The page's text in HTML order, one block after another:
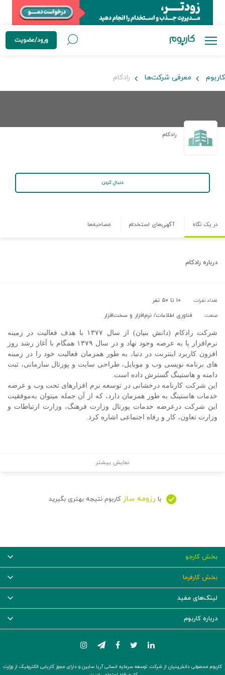
ورود/عضویت
کاربوم معرفی شرکت‌ها رادکام
رادکام
دنبال کردن
در یک نگاه آگهی‌های استخدام مصاحبه‌ها
درباره رادکام
تعداد نفرات: ۱۰ تا ۵۰ نفر
صنعت: فناوری اطلاعات/ نرم‌افزار و سخت‌افزار
شرکت رادکام (دانش بنیان) از سال ۱۳۷۷ با هدف فعالیت در زمینه
نرم‌افزار پا به عرصه وجود نهاد و در سال ۱۳۷۹ همگام با آغاز رشد روز
افزون کاربرد اینترنت در دنیا، به طور همزمان فعالیت خود را در زمینه
های برنامه نویسی وب و موبایل، طراحی سایت و پورتال سازمانی، ثبت
دامنه و هاستینگ گسترش داده است.
این شرکت کارنامه درخشانی در توسعه نرم افزارهای تحت وب و عرضه
خدمات هاستینگ به طور همزمان دارد، که از آن جمله میتوان به‌موفقیت
این شرکت درعرضه خدمات پورتال وزارت فرهنگ، وزارت ارتباطات و
وزارت تعاون، کار و رفاه اجتماعی اشاره کرد.
نمایش بیشتر
با رزومه ساز کاربوم نتیجه بهتری بگیرید
بخش کارجو
بخش کارفرما
لینک‌های مفید
درباره کاربوم
کاربوم محصولی دانش‌بنیان از شرکت توسعه سرمایه انسانی آریا سابین و دارای مجوز کاریابی الکترونیک از وزارت